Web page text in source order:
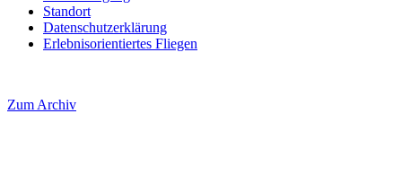
Standort
Datenschutzerklärung
Erlebnisorientiertes Fliegen
Zum Archiv